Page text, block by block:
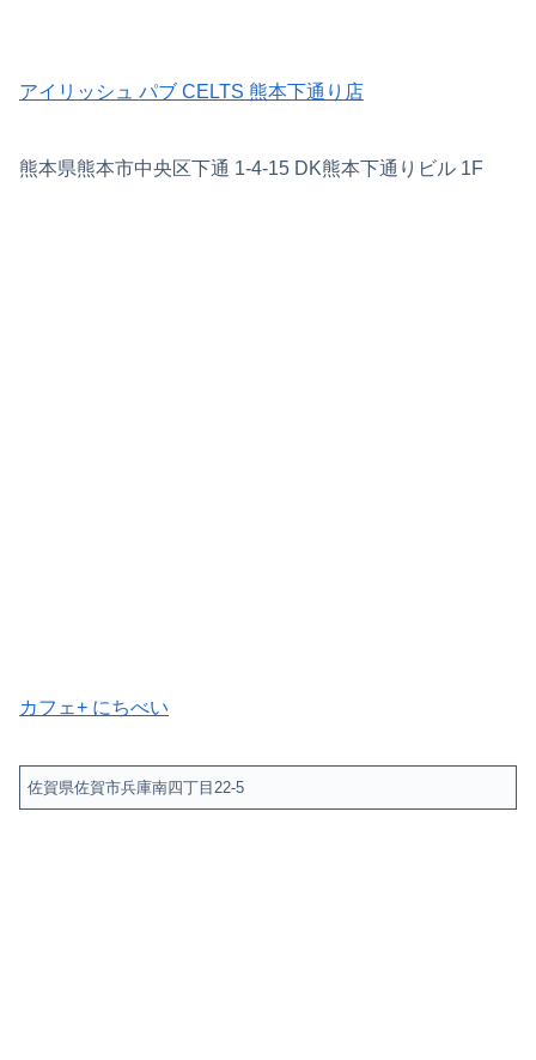
アイリッシュ パブ CELTS 熊本下通り店
熊本県熊本市中央区下通 1-4-15 DK熊本下通りビル 1F
カフェ+ にちべい
佐賀県佐賀市兵庫南四丁目22-5